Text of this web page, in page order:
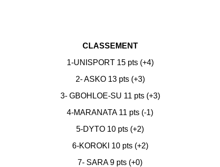
CLASSEMENT
1-UNISPORT 15 pts (+4)
2- ASKO 13 pts (+3)
3- GBOHLOE-SU 11 pts (+3)
4-MARANATA 11 pts (-1)
5-DYTO 10 pts (+2)
6-KOROKI 10 pts (+2)
7- SARA 9 pts (+0)